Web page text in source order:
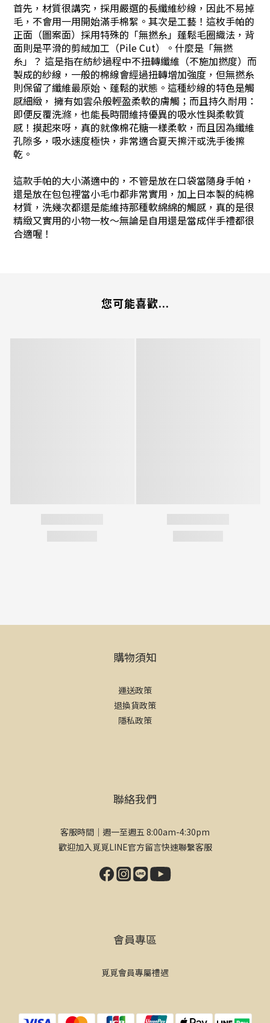
首先，材質很講究，採用嚴選的長纖維紗線，因此不易掉
毛，不會用一用開始滿手棉絮。其次是工藝！這枚手帕的
正面（圖案面）採用特殊的「無撚糸」蓬鬆毛圈織法，背
面則是平滑的剪絨加工（Pile Cut）。什麼是「無撚
糸」？ 這是指在紡紗過程中不扭轉纖維（不施加撚度）而
製成的紗線，一般的棉線會經過扭轉增加強度，但無撚糸
則保留了纖維最原始、蓬鬆的狀態。這種紗線的特色是觸
感細緻， 擁有如雲朵般輕盈柔軟的膚觸；而且持久耐用：
即便反覆洗滌，也能長時間維持優異的吸水性與柔軟質
感！摸起來呀，真的就像棉花糖一樣柔軟，而且因為纖維
孔隙多，吸水速度極快，非常適合夏天擦汗或洗手後擦
乾。
這款手帕的大小滿適中的，不管是放在口袋當隨身手帕，
還是放在包包裡當小毛巾都非常實用，加上日本製的純棉
材質，洗幾次都還是能維持那種軟綿綿的觸感，真的是很
精緻又實用的小物一枚～無論是自用還是當成伴手禮都很
合適喔！
您可能喜歡...
購物須知
運送政策
退換貨政策
隱私政策
聯絡我們
客服時間｜週一至週五 8:00am-4:30pm
歡迎加入覓覓LINE官方留言快速聯繫客服
會員專區
覓覓會員專屬禮遇